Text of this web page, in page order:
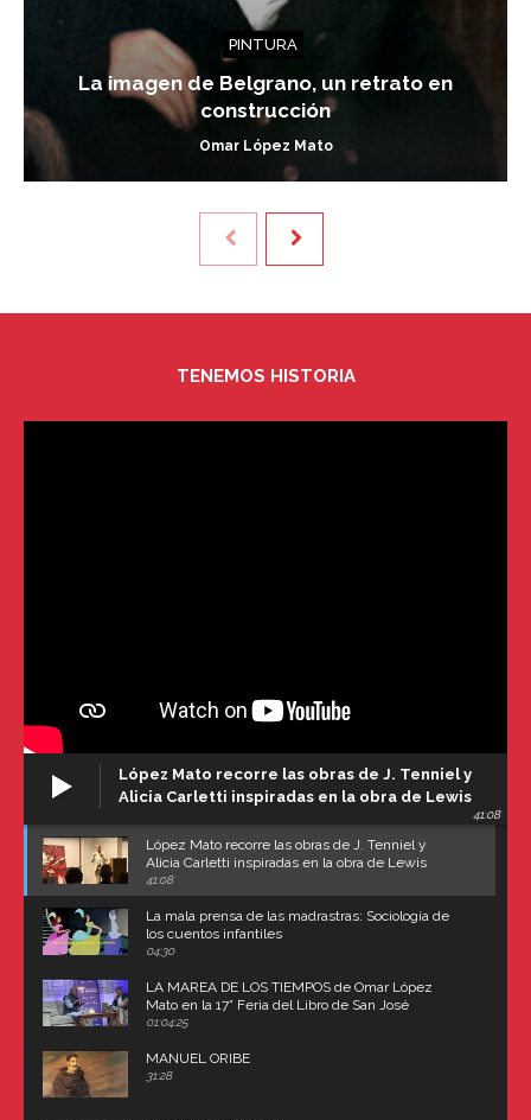
PINTURA
La imagen de Belgrano, un retrato en
construcción
Omar López Mato
TENEMOS HISTORIA
López Mato recorre las obras de J. Tenniel y
Alicia Carletti inspiradas en la obra de Lewis
41:08
López Mato recorre las obras de J. Tenniel y
Alicia Carletti inspiradas en la obra de Lewis
Carroll
41:08
La mala prensa de las madrastras: Sociología de
los cuentos infantiles
04:30
LA MAREA DE LOS TIEMPOS de Omar López
Mato en la 17° Feria del Libro de San José
(Uruguay)
01:04:25
MANUEL ORIBE
31:28